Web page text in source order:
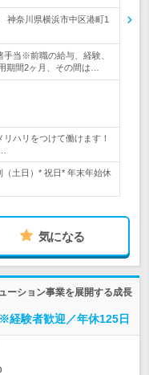
神奈川県横浜市中区港町1
手当※前職の給与、経験、
期間2ヶ月、その間は…
ハリをつけて働けます！
土日）* 祝日* 年末年始休
気になる
ーション事業を展開する成長
験者歓迎／年休125日